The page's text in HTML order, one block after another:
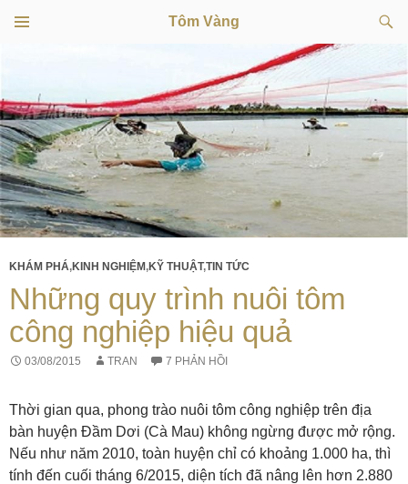
Tôm Vàng
kiếm
DUNG
KHÁM PHÁ,KINH NGHIỆM ,KỸ THUẬT,TIN TỨC
Những quy trình nuôi tôm
công nghiệp hiệu quả
03/08/2015 TRAN 7 PHẢN HỒI
Thời gian qua, phong trào nuôi tôm công nghiệp trên địa
bàn huyện Ðầm Dơi (Cà Mau) không ngừng được mở rộng.
Nếu như năm 2010, toàn huyện chỉ có khoảng 1.000 ha, thì
tính đến cuối tháng 6/2015, diện tích đã nâng lên hơn 2.880